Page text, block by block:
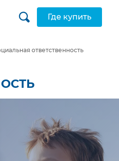
Где купить
ответственность